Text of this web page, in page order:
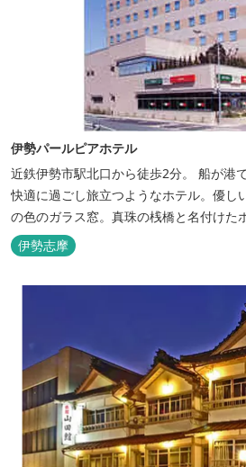
伊勢パールピアホテル
近鉄伊勢市駅北口から徒歩2分。 船が港
快適に過ごし旅立つようなホテル。優し
の色のガラス窓。真珠の桟橋と名付けた
護への思いか省エネルギーへの工夫と設
イタリアンレストランがございます。 ま
入り自由立体駐車場を無料でお使いいた
伊勢志摩